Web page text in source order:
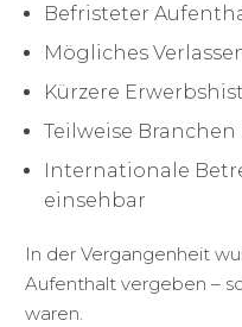
Befristeter
Mögliches
Kürzere
Teilweise
Internationale
einsehbar
In der Vergangenheit
Aufenthalt vergeben –
waren.